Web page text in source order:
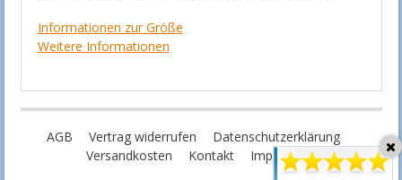
Informationen zur Größe
Weitere Informationen
AGB Vertrag widerrufen
Datenschutzerklärung
Versandkosten
Kontakt Impressum